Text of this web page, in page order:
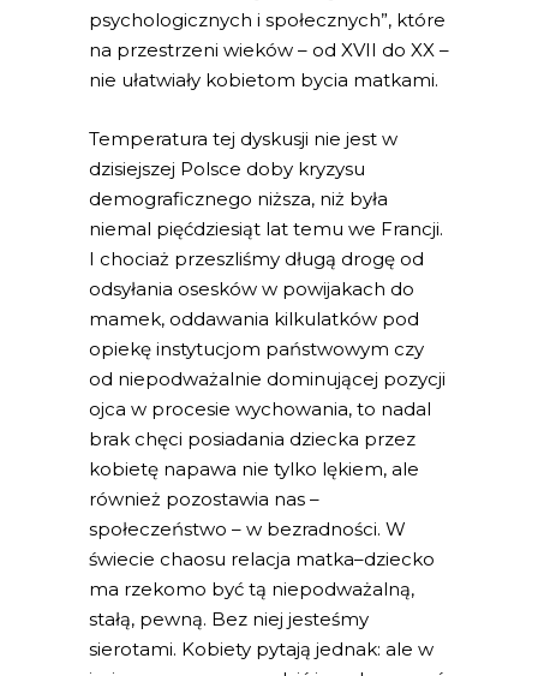
psychologicznych i społecznych”, które
na przestrzeni wieków – od XVII do XX –
nie ułatwiały kobietom bycia matkami.
Temperatura tej dyskusji nie jest w
dzisiejszej Polsce doby kryzysu
demograficznego niższa, niż była
niemal pięćdziesiąt lat temu we Francji.
I chociaż przeszliśmy długą drogę od
odsyłania osesków w powijakach do
mamek, oddawania kilkulatków pod
opiekę instytucjom państwowym czy
od niepodważalnie dominującej pozycji
ojca w procesie wychowania, to nadal
brak chęci posiadania dziecka przez
kobietę napawa nie tylko lękiem, ale
również pozostawia nas –
społeczeństwo – w bezradności. W
świecie chaosu relacja matka–dziecko
ma rzekomo być tą niepodważalną,
stałą, pewną. Bez niej jesteśmy
sierotami. Kobiety pytają jednak: ale w